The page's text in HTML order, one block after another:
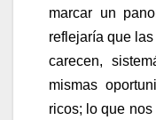
marcar un
reflejaría que
carecen,
mismas
ricos; lo que